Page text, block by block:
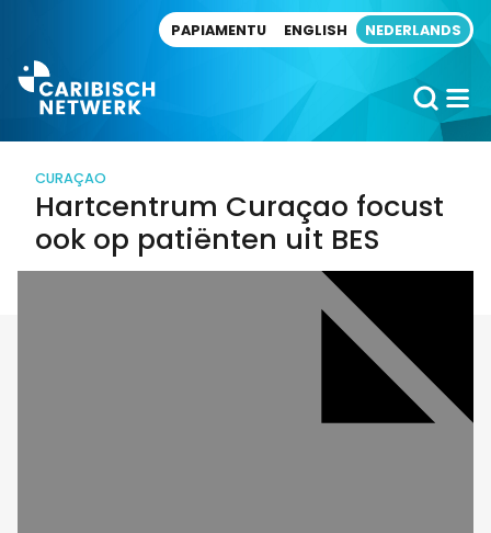
PAPIAMENTU ENGLISH NEDERLANDS
CURAÇAO
Hartcentrum Curaçao focust
ook op patiënten uit BES